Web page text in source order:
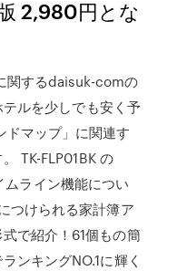
2,980円とな
関するdaisuk-comの
ルを少しでも安く予
ドマップ」に関連す
TK-FLP01BK の
ライン機能につい
つけられる家計簿ア
で紹介！61個もの簡
ンキングNO.1に輝く